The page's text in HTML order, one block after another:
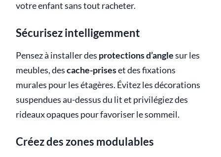
votre enfant sans tout racheter.
Sécurisez intelligemment
Pensez à installer des protections d’anglesur les
meubles, descache-priseset des fixations
murales pour les étagères. Évitez les décorations
suspendues au-dessus du lit et privilégiez des
rideaux opaques pour favoriser le sommeil.
Créez des zones modulables